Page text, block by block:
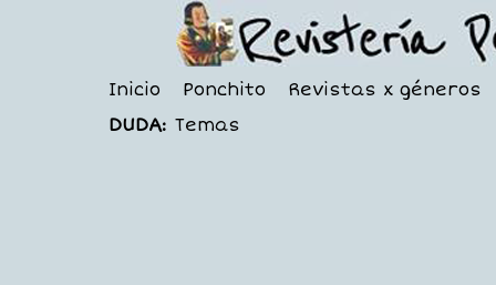
Inicio Ponchito
Revistas x géneros
DUDA: Temas